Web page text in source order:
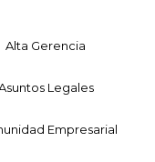
Alta Gerencia
Legales
Empresarial